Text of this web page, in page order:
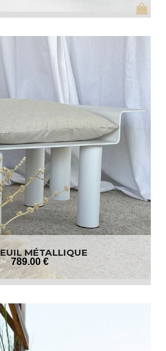
MÉTALLIQUE
789.00 €